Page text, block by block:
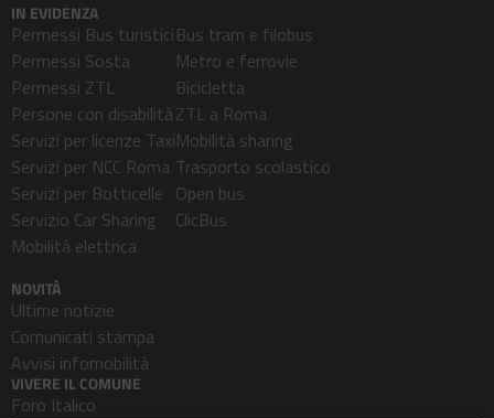
IN EVIDENZA
Permessi Bus turistici
Permessi Sosta
Permessi ZTL
Persone con disabilità
Servizi per licenze Taxi
Servizi per NCC Roma
Servizi per Botticelle
Servizio Car Sharing
Mobilità elettrica
Bus tram e filobus
Metro e ferrovie
Bicicletta
ZTL a Roma
Mobilità sharing
Trasporto scolastico
Open bus
ClicBus
NOVITÀ
Ultime notizie
Comunicati stampa
Avvisi infomobilità
VIVERE IL COMUNE
Foro Italico